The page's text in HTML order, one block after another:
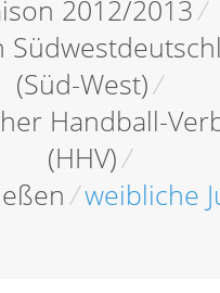
2012/2013/
(Süd-West)/
Handball-
(HHV)/
/weibliche